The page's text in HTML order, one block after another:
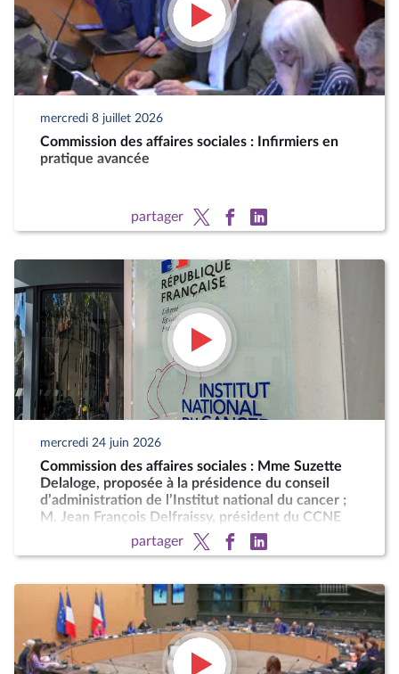
mercredi 8 juillet 2026
Commission des affaires sociales : Infirmiers en
pratique avancée
partager
mercredi 24 juin 2026
Commission des affaires sociales : Mme Suzette
Delaloge, proposée à la présidence du conseil
d’administration de l’Institut national du cancer ;
M. Jean François Delfraissy, président du CCNE
partager